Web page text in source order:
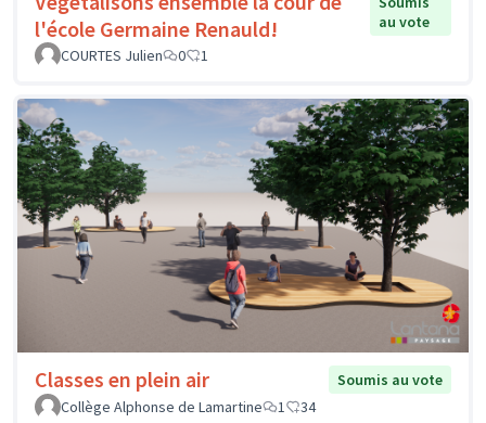
l'école Germaine Renauld!
au vote
COURTES Julien
0 1
Classes en plein air
Soumis au vote
Collège Alphonse de Lamartine
1 34